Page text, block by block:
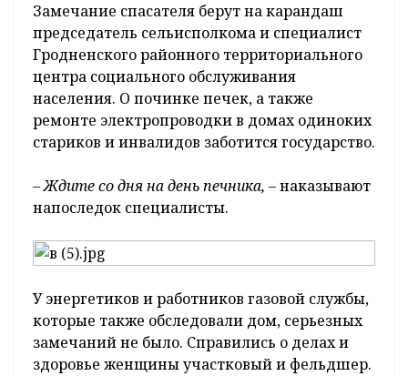
Замечание спасателя берут на карандаш
председатель сельисполкома и специалист
Гродненского районного территориального
центра социального обслуживания
населения. О починке печек, а также
ремонте электропроводки в домах одиноких
стариков и инвалидов заботится государство.
– Ждите со дня на день печника, –наказывают
напоследок специалисты.
У энергетиков и работников газовой службы,
которые также обследовали дом, серьезных
замечаний не было. Справились о делах и
здоровье женщины участковый и фельдшер.